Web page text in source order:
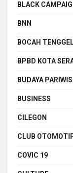
BLACK
BNN
BOCAH
BPBD KOTA
BUDAYA
BUSINESS
CILEGON
CLUB
COVIC 19